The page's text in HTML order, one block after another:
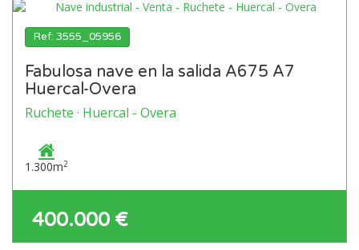
Ref: 3555_05956
Fabulosa nave en la salida A675 A7
Huercal-Overa
Ruchete · Huercal - Overa
1.300m2
400.000 €